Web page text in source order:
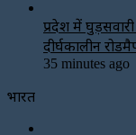
प्रदेश में
दीर्घकालीन
35 minutes ago
भारत